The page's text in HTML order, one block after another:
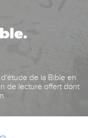
de la Bible en
de lecture offert dont